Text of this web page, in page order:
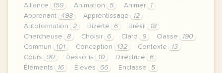
Alliance
159 Animation 5 Animer
1
Apprenant
498 Apprentissage
12
Autoformation
2 Bizerte 6 Brésil
18
Chercheuse
8 Choisir 6 Claro 9 Classe
190
Commun
101 Conception 132 Contexte
13
Cours
90 Dessous 10 Directrice
6
Éléments
16 Élèves 66 Enclasse 5